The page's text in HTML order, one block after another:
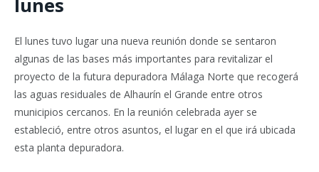
El lunes tuvo lugar una nueva reunión donde se sentaron
algunas de las bases más importantes para revitalizar el
proyecto de la futura depuradora Málaga Norte que recogerá
las aguas residuales de Alhaurín el Grande entre otros
municipios cercanos. En la reunión celebrada ayer se
estableció, entre otros asuntos, el lugar en el que irá ubicada
esta planta depuradora.